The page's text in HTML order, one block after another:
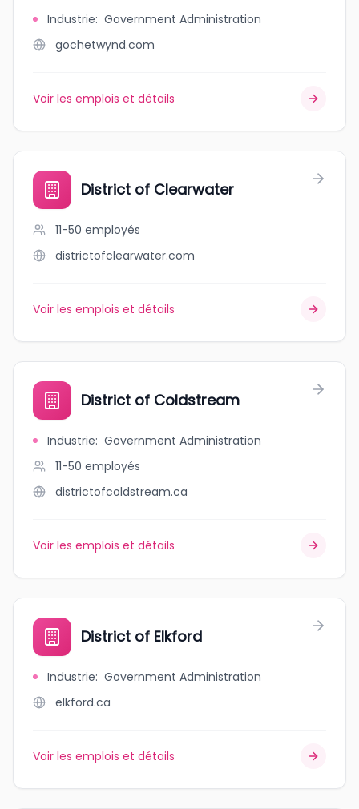
Industrie: Government Administration
gochetwynd.com
Voir les emplois et détails
District of Clearwater
11-50 employés
districtofclearwater.com
Voir les emplois et détails
District of Coldstream
Industrie: Government Administration
11-50 employés
districtofcoldstream.ca
Voir les emplois et détails
District of Elkford
Industrie: Government Administration
elkford.ca
Voir les emplois et détails